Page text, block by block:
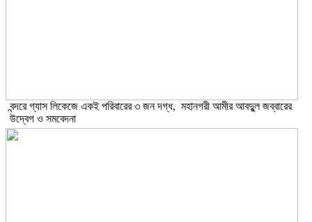
বন্দরে গ্যাস লিকেজে একই পরিবারের ৩ জন দগ্ধ, মহানগরী আমীর আবদুুল জব্বারের
উদ্বেগ ও সমবেদনা